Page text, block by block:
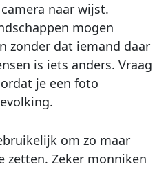
naar wijst.
mogen
zonder dat iemand daar
is iets anders. Vraag
je een foto
om zo maar
zetten. Zeker monniken